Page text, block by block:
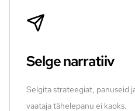
Selge narratiiv
Selgita strateegiat, panuseid
vaataja tähelepanu ei kaoks.